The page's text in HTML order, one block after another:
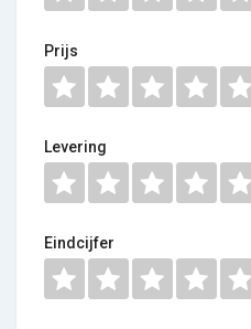
Prijs
Levering
Eindcijfer